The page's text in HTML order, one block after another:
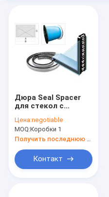
Дюра Seal Spacer
для стекол с
Цена:negotiable
MOQ:Коробки 1
Контакт